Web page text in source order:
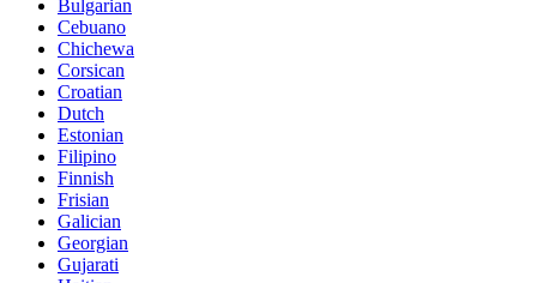
Bulgarian
Cebuano
Chichewa
Corsican
Croatian
Dutch
Estonian
Filipino
Finnish
Frisian
Galician
Georgian
Gujarati